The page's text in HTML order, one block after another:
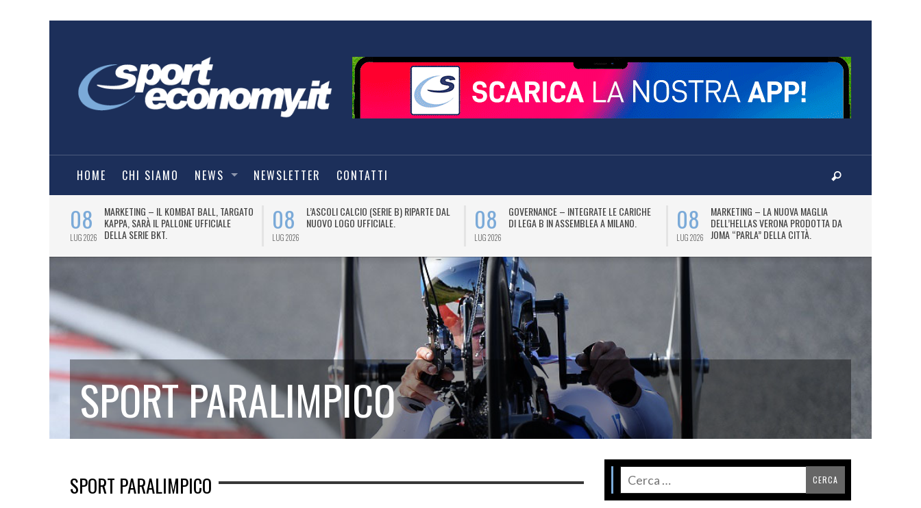
HOME CHI SIAMO NEWS NEWSLETTER CONTATTI
08
LUG 2026
MARKETING – IL KOMBAT BALL, TARGATO
KAPPA, SARÀ IL PALLONE UFFICIALE
DELLA SERIE BKT.
08
LUG 2026
L’ASCOLI CALCIO (SERIE B) RIPARTE DAL
NUOVO LOGO UFFICIALE.
08
LUG 2026
GOVERNANCE – INTEGRATE LE CARICHE
DI LEGA B IN ASSEMBLEA A MILANO.
08
LUG 2026
MARKETING – LA NUOVA MAGLIA
DELL’HELLAS VERONA PRODOTTA DA
JOMA “PARLA” DELLA CITTÀ.
SPORT PARALIMPICO
SPORT PARALIMPICO